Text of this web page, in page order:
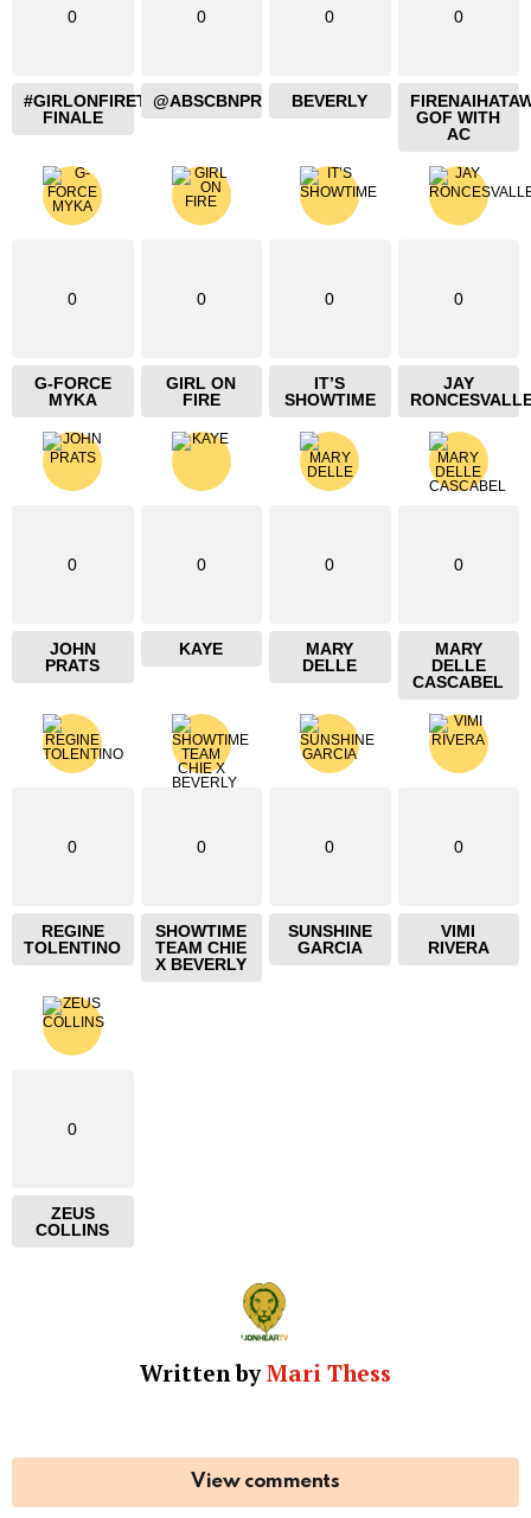
0
#GIRLONFIRETHEBLAZING
FINALE
0
@ABSCBNPR
0
BEVERLY
0
GOF WITH
AC
0
G-FORCE
MYKA
0
GIRL ON
FIRE
0
IT’S
SHOWTIME
0
JAY
0
JOHN
PRATS
0
KAYE
0
MARY
DELLE
0
MARY
DELLE
CASCABEL
0
REGINE
TOLENTINO
0
SHOWTIME
TEAM CHIE
X BEVERLY
0
SUNSHINE
GARCIA
0
VIMI
RIVERA
0
ZEUS
COLLINS
Written byMari Thess
View comments